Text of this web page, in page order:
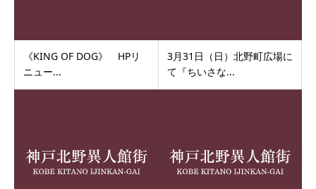
《KING OF DOG》 HPリ
ニュー...
3月31日（日）北野町広場に
て『ちいさな...